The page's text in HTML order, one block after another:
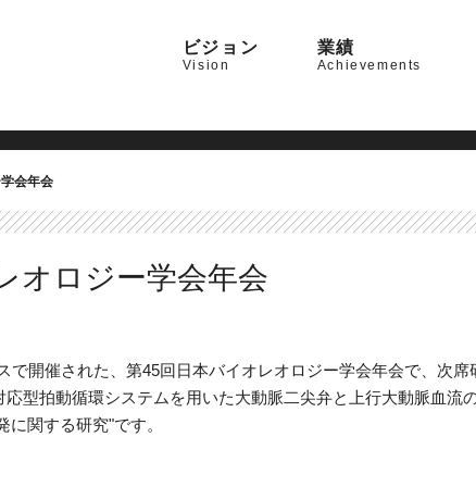
ビジョン
Vision
業績
Achievements
会年会
オロジー学会年会
で開催された、第45回日本バイオレオロジー学会年会で、次
型拍動循環システムを用いた大動脈二尖弁と上行大動脈血流
関する研究"です。